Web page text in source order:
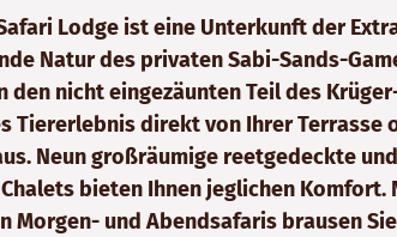
Lodge ist eine Unterkunft der
Natur des privaten Sabi-Sands-
den nicht eingezäunten Teil des
Tiererlebnis direkt von Ihrer Terrasse
Neun großräumige reetgedeckte
bieten Ihnen jeglichen Komfort.
Morgen- und Abendsafaris brausen